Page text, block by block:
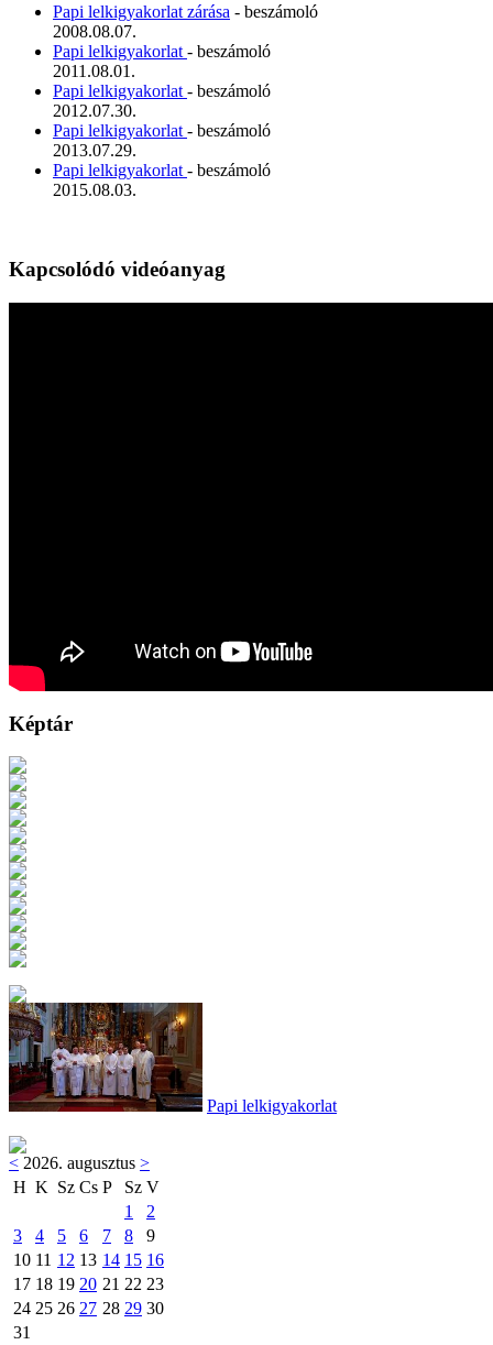
Papi lelkigyakorlat zárása - beszámoló
2008.08.07.
Papi lelkigyakorlat - beszámoló
2011.08.01.
Papi lelkigyakorlat - beszámoló
2012.07.30.
Papi lelkigyakorlat - beszámoló
2013.07.29.
Papi lelkigyakorlat - beszámoló
2015.08.03.
Kapcsolódó videóanyag
Képtár
Papi lelkigyakorlat
< 2026. augusztus >
H K Sz Cs P Sz V
1
2
3
4 5 6 7 8
9
10 11 12 13 14 15 16
17 18 19 20 21 22 23
24 25 26 27 28 29 30
31